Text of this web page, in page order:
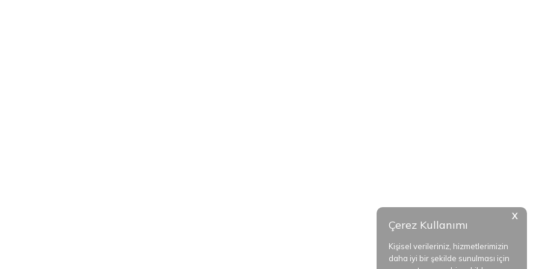
X
Çerez Kullanımı
Kişisel verileriniz, hizmetlerimizin
daha iyi bir şekilde sunulması için